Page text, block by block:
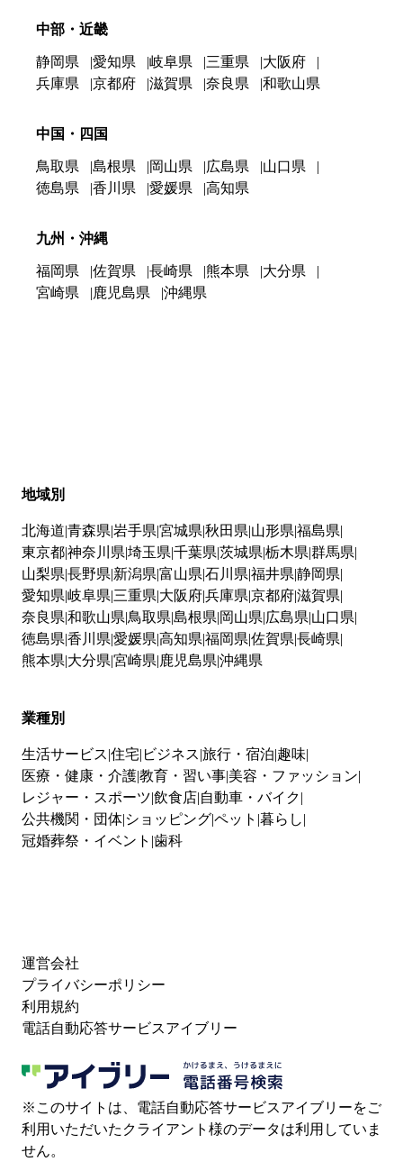
中部・近畿
静岡県 愛知県 岐阜県 三重県
大阪府
兵庫県
京都府 滋賀県 奈良県 和歌山県
中国・四国
鳥取県 島根県 岡山県 広島県
山口県
徳島県
香川県 愛媛県 高知県
九州・沖縄
福岡県 佐賀県 長崎県 熊本県
大分県
宮崎県
鹿児島県 沖縄県
地域別
北海道 青森県 岩手県 宮城県 秋田県 山形県 福島県
東京都神奈川県 埼玉県 千葉県 茨城県 栃木県 群馬県
山梨県 長野県 新潟県 富山県 石川県 福井県 静岡県
愛知県 岐阜県 三重県 大阪府兵庫県 京都府滋賀県
奈良県 和歌山県 鳥取県 島根県 岡山県 広島県 山口県
徳島県 香川県 愛媛県 高知県 福岡県 佐賀県 長崎県
熊本県 大分県 宮崎県 鹿児島県 沖縄県
業種別
生活サービス 住宅 ビジネス 旅行・宿泊 趣味
医療・健康・介護教育・習い事 美容・ファッション
レジャー・スポーツ 飲食店 自動車・バイク
公共機関・団体 ショッピングペット 暮らし
冠婚葬祭・イベント 歯科
運営会社
プライバシーポリシー
利用規約
電話自動応答サービスアイブリー
※このサイトは、電話自動応答サービスアイブリーをご
利用いただいたクライアント様のデータは利用していま
せん。